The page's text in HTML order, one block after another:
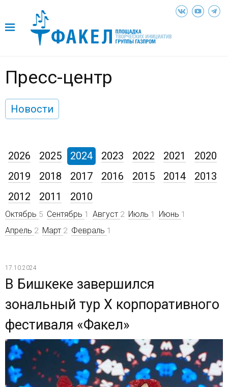
Пресс-центр
Новости
2026 2025 2024
Октябрь 5 Сентябрь 1 Август 2 Июль 1 Июнь 1
Апрель 2 Март 2 Февраль 1
2023 2022 2021
2020
2019
2018 2017 2016 2015 2014
2013
2012
2011 2010
17.10.2024
В Бишкеке завершился
зональный тур X корпоративного
фестиваля «Факел»